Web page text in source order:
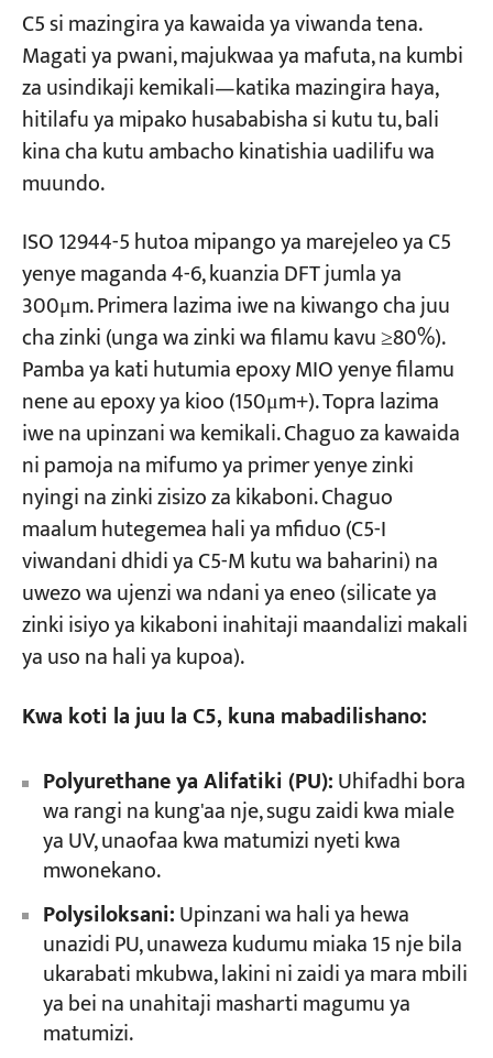
C5 si mazingira ya kawaida ya viwanda tena.
Magati ya pwani, majukwaa ya mafuta, na kumbi
za usindikaji kemikali—katika mazingira haya,
hitilafu ya mipako husababisha si kutu tu, bali
kina cha kutu ambacho kinatishia uadilifu wa
muundo.
ISO 12944-5 hutoa mipango ya marejeleo ya C5
yenye maganda 4-6, kuanzia DFT jumla ya
300μm. Primera lazima iwe na kiwango cha juu
cha zinki (unga wa zinki wa filamu kavu ≥80%).
Pamba ya kati hutumia epoxy MIO yenye filamu
nene au epoxy ya kioo (150μm+). Topra lazima
iwe na upinzani wa kemikali. Chaguo za kawaida
ni pamoja na mifumo ya primer yenye zinki
nyingi na zinki zisizo za kikaboni. Chaguo
maalum hutegemea hali ya mfiduo (C5-I
viwandani dhidi ya C5-M kutu wa baharini) na
uwezo wa ujenzi wa ndani ya eneo (silicate ya
zinki isiyo ya kikaboni inahitaji maandalizi makali
ya uso na hali ya kupoa).
Kwa koti la juu la C5, kuna mabadilishano:
Polyurethane ya Alifatiki (PU):Uhifadhi bora
wa rangi na kung'aa nje, sugu zaidi kwa miale
ya UV, unaofaa kwa matumizi nyeti kwa
mwonekano.
Polysiloksani:Upinzani wa hali ya hewa
unazidi PU, unaweza kudumu miaka 15 nje bila
ukarabati mkubwa, lakini ni zaidi ya mara mbili
ya bei na unahitaji masharti magumu ya
matumizi.